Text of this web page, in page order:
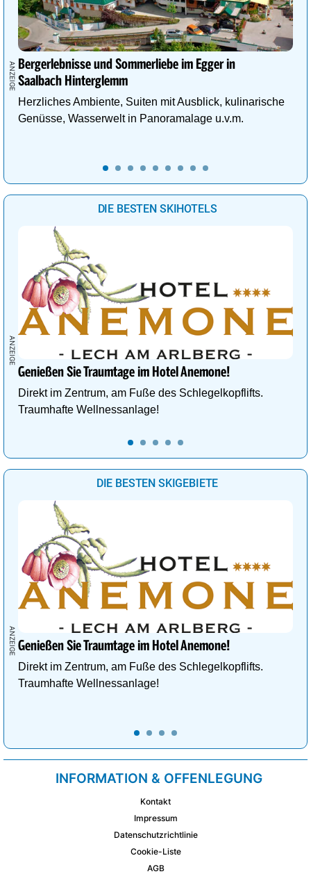
Bergerlebnisse und Sommerliebe im Egger in
Saalbach Hinterglemm
Herzliches Ambiente, Suiten mit Ausblick, kulinarische
Genüsse, Wasserwelt in Panoramalage u.v.m.
DIE BESTEN SKIHOTELS
Genießen Sie Traumtage im Hotel Anemone!
Direkt im Zentrum, am Fuße des Schlegelkopflifts.
Traumhafte Wellnessanlage!
DIE BESTEN SKIGEBIETE
Genießen Sie Traumtage im Hotel Anemone!
Direkt im Zentrum, am Fuße des Schlegelkopflifts.
Traumhafte Wellnessanlage!
INFORMATION & OFFENLEGUNG
Kontakt
Impressum
Datenschutzrichtlinie
Cookie-Liste
AGB